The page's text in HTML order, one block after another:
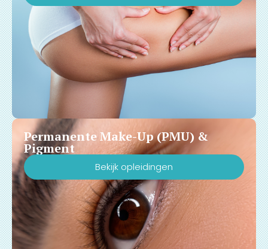
Permanente Make-Up (PMU) &
Pigment
Bekijk opleidingen